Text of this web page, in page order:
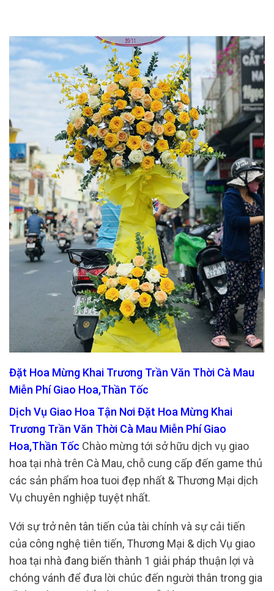
Đặt Hoa Mừng Khai Trương Trần Văn Thời Cà Mau
Miễn Phí Giao Hoa,Thần Tốc
Dịch Vụ Giao Hoa Tận Nơi Đặt Hoa Mừng Khai
Trương Trần Văn Thời Cà Mau Miễn Phí Giao
Hoa,Thần Tốc Chào mừng tới sở hữu dịch vụ giao
hoa tại nhà trên Cà Mau, chỗ cung cấp đến game thủ
các sản phẩm hoa tuoi đẹp nhất & Thương Mại dịch
Vụ chuyên nghiệp tuyệt nhất.
Với sự trở nên tân tiến của tài chính và sự cải tiến
của công nghệ tiên tiến, Thương Mại & dịch Vụ giao
hoa tại nhà đang biến thành 1 giải pháp thuận lợi và
chóng vánh để đưa lời chúc đến người thân trong gia